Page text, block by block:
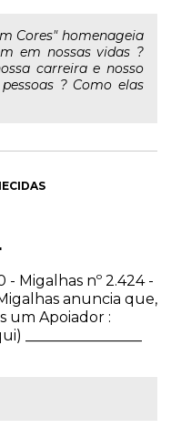
Cores" homenageia
em nossas vidas ?
carreira e nosso
? Como elas
Migalhas nº 2.424 -
anuncia que,
um Apoiador :